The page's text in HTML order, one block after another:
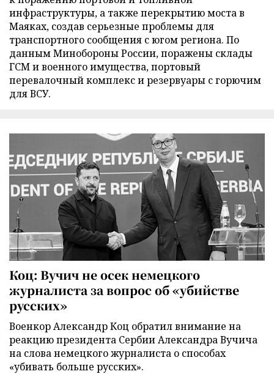
инфраструктуры, а также перекрытию моста в
Маяках, создав серьезные проблемы для
транспортного сообщения с югом региона. По
данным Минобороны России, поражены склады
ГСМ и военного имущества, портовый
перевалочный комплекс и резервуары с горючим
для ВСУ.
Коц: Вучич не осек немецкого
журналиста за вопрос об «убийстве
русских»
Военкор Александр Коц обратил внимание на
реакцию президента Сербии Александра Вучича
на слова немецкого журналиста о способах
«убивать больше русских».